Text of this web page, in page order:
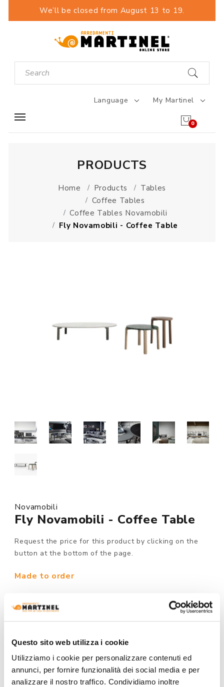
Questo sito web utilizza i cookie
Utilizziamo i cookie per personalizzare contenuti ed
annunci, per fornire funzionalità dei social media e per
analizzare il nostro traffico. Condividiamo inoltre
We’ll be closed from August 13 to 19.
Language My Martinel
0
PRODUCTS
Home Products
Tables
Coffee Tables
Coffee Tables Novamobili
Fly Novamobili - Coffee Table
Novamobili
Fly Novamobili - Coffee Table
Request the price for this product by clicking on the
button at the bottom of the page.
Made to order
MODEL :